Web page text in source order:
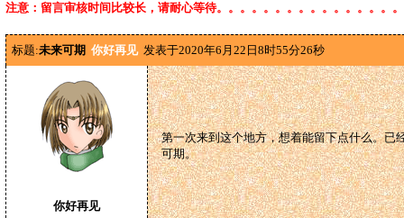
注意：留言审核时间比较长，请耐心等待。。。。。。。。。。。。。。。
标题:未来可期 你好再见 发表于2020年6月22日8时55分26秒
你好再见
第一次来到这个地方，想着能留下点什么。已
可期。